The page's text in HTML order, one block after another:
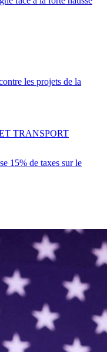
les projets de la
15% de taxes sur le
TRANSPORT